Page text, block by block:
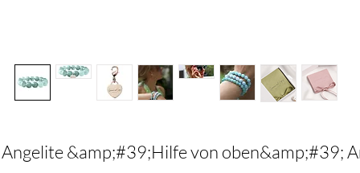
Angelite &amp;#39;Hilfe von oben&amp;#39;